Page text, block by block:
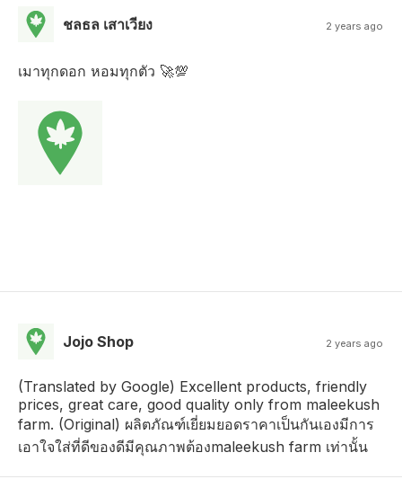
ชลธล เสาเวียง 2 years ago
เมาทุกดอก หอมทุกตัว 🚀💯
Jojo Shop 2 years ago
(Translated by Google) Excellent products, friendly
prices, great care, good quality only from maleekush
farm. (Original) ผลิตภัณฑ์เยี่ยมยอดราคาเป็นกันเองมีการ
เอาใจใส่ที่ดีของดีมีคุณภาพต้องmaleekush farm เท่านั้น